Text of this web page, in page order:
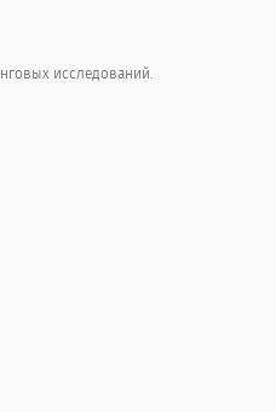
исследований.